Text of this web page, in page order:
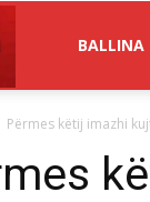
Lajm
BALLINA
Përmes këtij imazhi